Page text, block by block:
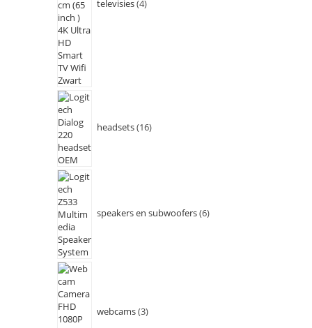
televisies 4
headsets 16
speakers en subwoofers 6
webcams 3